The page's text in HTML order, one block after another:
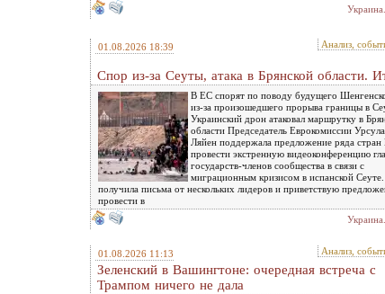
01.08.2026 18:39 Анализ,
Спор из-за Сеуты, атака в Брянской области.
В ЕС спорят по поводу будущего
из-за произошедшего прорыва границы в
Украинский дрон атаковал маршрутку в
области Председатель Еврокомиссии
Ляйен поддержала предложение ряда
провести экстренную видеоконференцию
государств-членов сообщества в связи с
миграционным кризисом в испанской
получила письма от нескольких лидеров и приветствую
провести в
01.08.2026 11:13 Анализ,
Зеленский в Вашингтоне: очередная встреча c
Трампом ничего не дала